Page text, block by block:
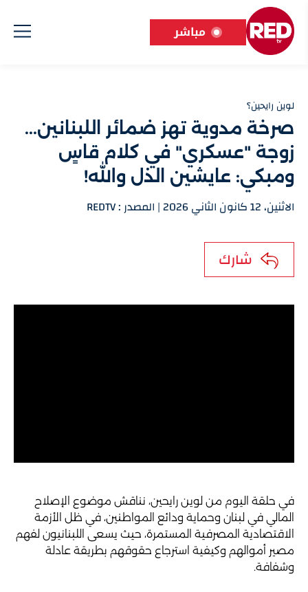
مباشر
لوين رايحين؟
صرخة مدوية تهز ضمائر اللبنانين...
زوجة "عسكري" في كلام قاسٍ
ومبكي: عايشين الذل والله!
الاثنين، 12 كانون الثاني 2026 | المصدر : REDTV
شارك
في حلقة اليوم من لوين رايحين، نناقش موضوع الإصلاح
المالي في لبنان وحماية ودائع المواطنين، في ظل الأزمة
الاقتصادية المصرفية المستمرة، حيث يسعى اللبنانيون لفهم
مصير أموالهم وكيفية استرجاع حقوقهم بطريقة عادلة
وشفافة.